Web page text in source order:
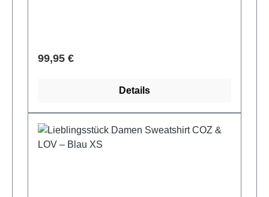
Verkaufspreis:
99,95 €
Details